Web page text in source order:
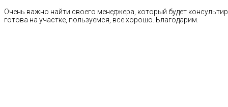
Очень важно найти своего менеджера, который будет
готова на участке, пользуемся, все хорошо. Благодарим.